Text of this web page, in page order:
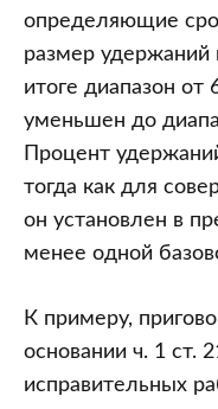
определяющие
размер удержаний
итоге диапазон
уменьшен до
Процент
тогда как для
он установлен в
менее одной
К примеру,
основании ч. 1 ст.
исправительных